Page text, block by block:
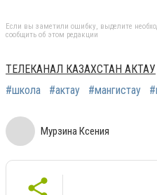
Если вы заметили ошибку, выделите
сообщить об этом редакции
ТЕЛЕКАНАЛ КАЗАХСТАН АКТАУ
#школа
#актау #мангистау
Мурзина Ксения